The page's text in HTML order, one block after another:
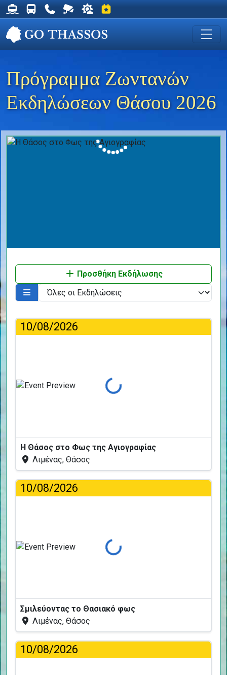
Δρομολόγια Φέρυ για Θάσο
Δρομολόγια Λεωφορείων Θάσου
Χρήσιμα Τηλέφωνα
Ζωντανή Κάμερα στη Χρυσή Ακτή
Ο καιρός στη Θάσο
Εκδηλώσεις στη Θάσο
Πρόγραμμα Ζωντανών
Εκδηλώσεων Θάσου 2026
Προσθήκη Εκδήλωσης
10/08/2026
Φόρτωση...
Η Θάσος στο Φως της Αγιογραφίας
Λιμένας, Θάσος
10/08/2026
Φόρτωση...
Σμιλεύοντας το Θασιακό φως
Λιμένας, Θάσος
10/08/2026